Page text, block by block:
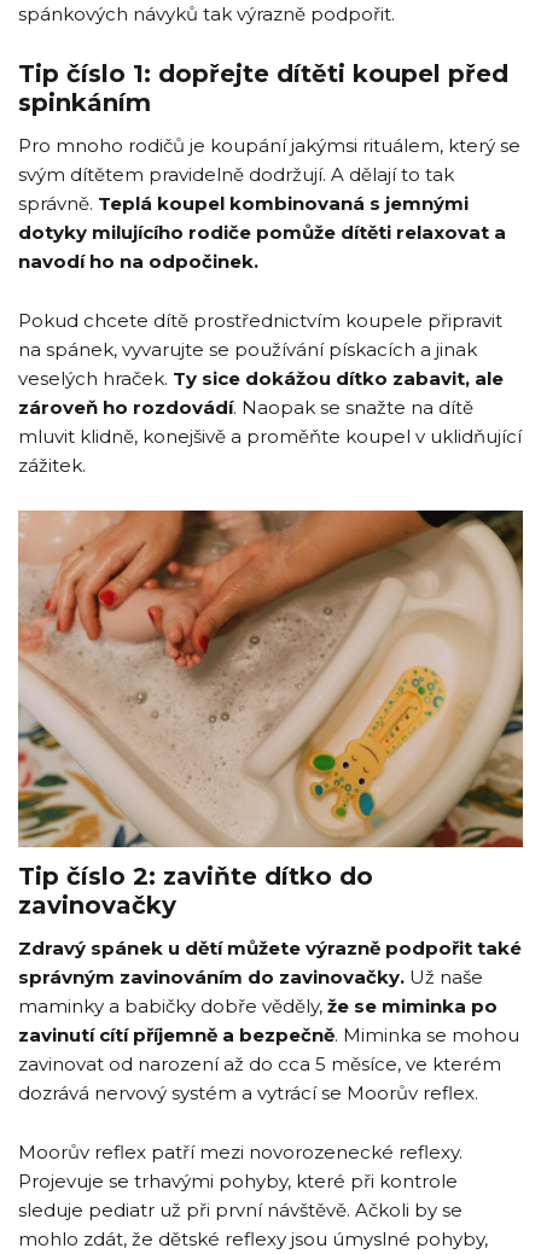
spánkových návyků tak výrazně podpořit.
Tip číslo 1: dopřejte dítěti koupel před
spinkáním
Pro mnoho rodičů je koupání jakýmsi rituálem, který se
svým dítětem pravidelně dodržují. A dělají to tak
správně. Teplá koupel kombinovaná s jemnými
dotyky milujícího rodiče pomůže dítěti relaxovat a
navodí ho na odpočinek.
Pokud chcete dítě prostřednictvím koupele připravit
na spánek, vyvarujte se používání pískacích a jinak
veselých hraček. Ty sice dokážou dítko zabavit, ale
zároveň ho rozdovádí. Naopak se snažte na dítě
mluvit klidně, konejšivě a proměňte koupel v uklidňující
zážitek.
Tip číslo 2: zaviňte dítko do
zavinovačky
Zdravý spánek u dětí můžete výrazně podpořit také
správným zavinováním do zavinovačky. Už naše
maminky a babičky dobře věděly, že se miminka po
zavinutí cítí příjemně a bezpečně. Miminka se mohou
zavinovat od narození až do cca 5 měsíce, ve kterém
dozrává nervový systém a vytrácí se Moorův reflex.
Moorův reflex patří mezi novorozenecké reflexy.
Projevuje se trhavými pohyby, které při kontrole
sleduje pediatr už při první návštěvě. Ačkoli by se
mohlo zdát, že dětské reflexy jsou úmyslné pohyby,